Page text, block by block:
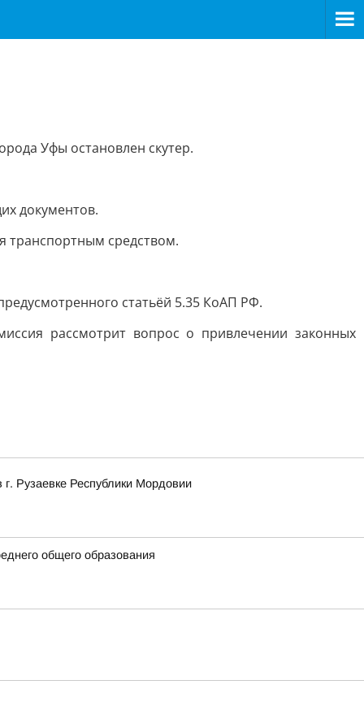
Уфы остановлен скутер.
документов.
транспортным средством.
статьёй 5.35 КоАП РФ.
рассмотрит вопрос о привлечении законных
Рузаевке Республики Мордовии
общего образования